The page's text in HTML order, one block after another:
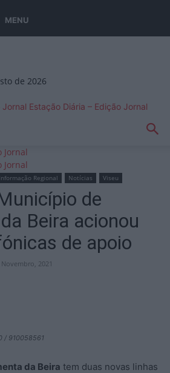
MENU
de 2026
Estação Diária – Edição Jornal
Informação Regional Notícias Viseu
de
Beira acionou
de apoio
Novembro, 2021
/ 910058561
da Beira tem duas novas linhas